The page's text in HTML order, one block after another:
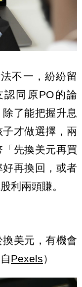
不一，紛紛留
同原PO的論
了能把握升息
才做選擇，兩
先換美元再買
再換回，或者
利兩頭賺。
美元，有機會
Pexels）